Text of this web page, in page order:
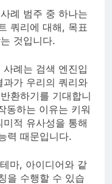
례 범주 중 하나는
쿼리에 대해, 목표
것입니다.
례는 검색 엔진입
가 우리의 쿼리와
환하기를 기대합니
동하는 이유는 키워
적 유사성을 통해
력 때문입니다.
마, 아이디어와 같
을 수행할 수 있습